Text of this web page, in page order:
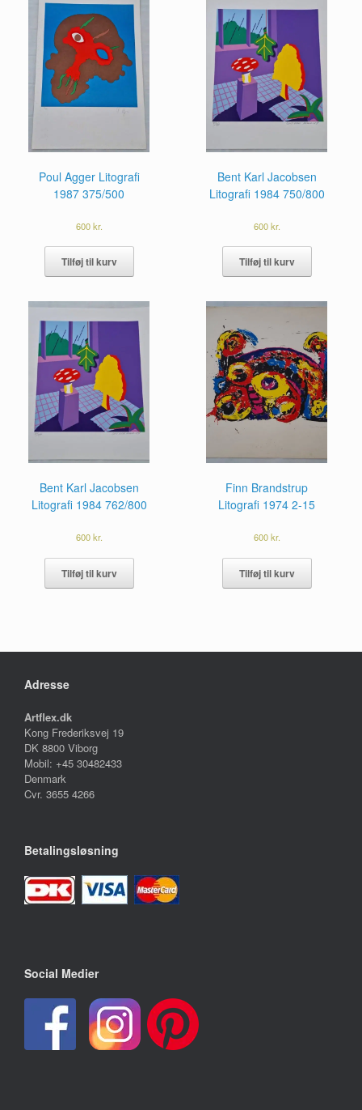
Poul Agger Litografi
1987 375/500
600kr.
Tilføj til kurv
Bent Karl Jacobsen
Litografi 1984 750/800
600kr.
Tilføj til kurv
Bent Karl Jacobsen
Litografi 1984 762/800
600kr.
Tilføj til kurv
Finn Brandstrup
Litografi 1974 2-15
600kr.
Tilføj til kurv
Adresse
Artflex.dk
Kong Frederiksvej 19
DK 8800 Viborg
Mobil: +45 30482433
Denmark
Cvr. 3655 4266
Betalingsløsning
Social Medier